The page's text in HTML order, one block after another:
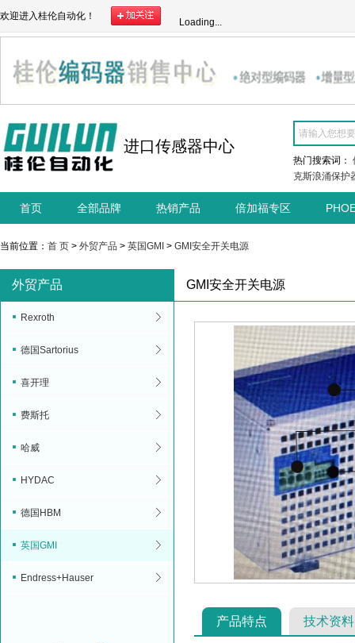
欢迎进入桂伦自动化！
Loading...
进口传感器中心
热门搜索词：
克斯浪涌保护
首页 全部品牌 热销产品 倍加福专区
当前位置： 首 页 > 外贸产品 > 英国GMI > GMI安全开关电源
外贸产品
Rexroth
德国Sartorius
喜开理
费斯托
哈威
HYDAC
德国HBM
英国GMI
Endress+Hauser
GMI安全开关电源
产品特点 技术资料